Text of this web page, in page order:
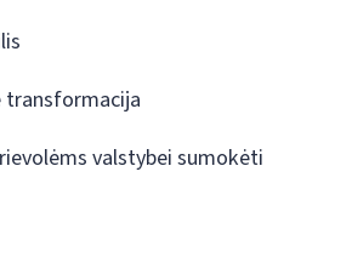
transformacija
valstybei sumokėti